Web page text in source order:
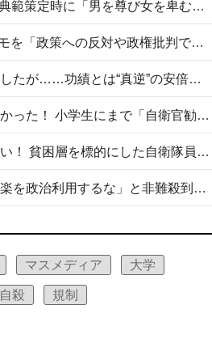
“男系男子の皇位継承”は明治期の創作！ 旧皇室典範策定時に「男を尊び女を卑むの慣習、人民の脳髄」とトンデモ論で女性天皇を否定
山里亮太が『DayDay.』で国会前の高市批判デモを「政策への反対や政権批判でない」と捻じ曲げ解説 デモ参加者から批判殺到
安倍晋三元首相の命日で高市首相は功績を賞賛したが……功績とは“真逆”の安倍元首相のトンデモ発言を振り返る
自衛隊リクルートは貧困層狙い撃ちだけではなかった！ 小学生にまで「自衛官勧誘」目的のパンフレット作成
「自衛隊は経済的に厳しい子が」は間違ってない！ 貧困層を標的にした自衛隊員募集、やす子、山上被告も…日本でも進む“経済的徴兵制”
高市首相がミュージックアワードに登壇で「音楽を政治利用するな」と非難殺到！ MAJの国策的本質を批判する声も
マスメディア 大学
自殺 規制